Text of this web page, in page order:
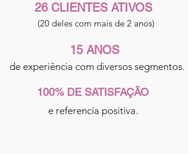
26 CLIENTES ATIVOS
(20 deles com mais de 2 anos)
15 ANOS
de experiência com diversos segmentos.
100% DE SATISFAÇÃO
e referencia positiva.